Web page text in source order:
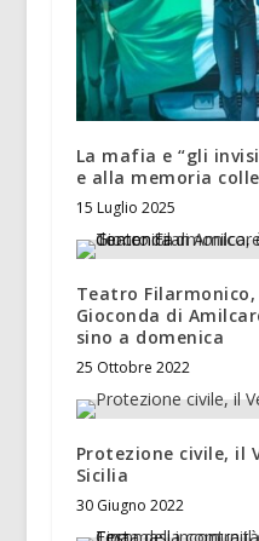
La mafia e “gli
e alla memoria
15 Luglio 2025
Teatro Filarmonico,
Gioconda di
sino a domenica
25 Ottobre 2022
Protezione civile, il
Sicilia
30 Giugno 2022